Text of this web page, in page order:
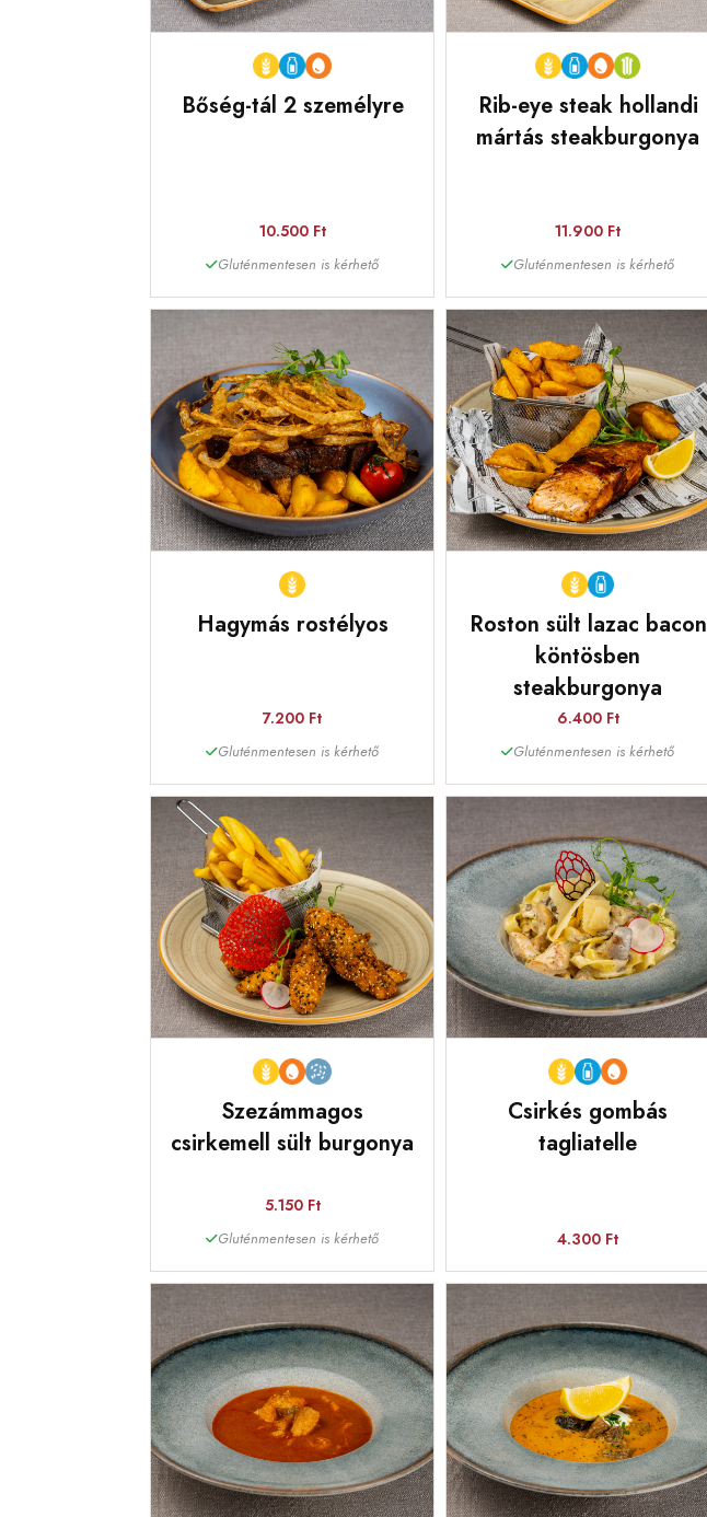
Bőség-tál 2 személyre
10.500 Ft
Gluténmentesen is kérhető
Rib-eye steak hollandi
mártás steakburgonya
11.900 Ft
Gluténmentesen is kérhető
Hagymás rostélyos
7.200 Ft
Gluténmentesen is kérhető
Roston sült lazac bacon
köntösben
steakburgonya
6.400 Ft
Gluténmentesen is kérhető
Szezámmagos
csirkemell sült burgonya
5.150 Ft
Gluténmentesen is kérhető
Csirkés gombás
tagliatelle
4.300 Ft